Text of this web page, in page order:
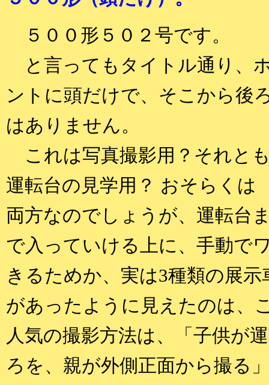
５００形５０２号です。
と言ってもタイトル通り、
ントに頭だけで、そこから後
はありません。
これは写真撮影用？それと
運転台の見学用？ おそらくは
両方なのでしょうが、運転台
で入っていける上に、手動で
きるためか、実は3種類の展
があったように見えたのは、
人気の撮影方法は、「子供が
ろを、親が外側正面から撮る